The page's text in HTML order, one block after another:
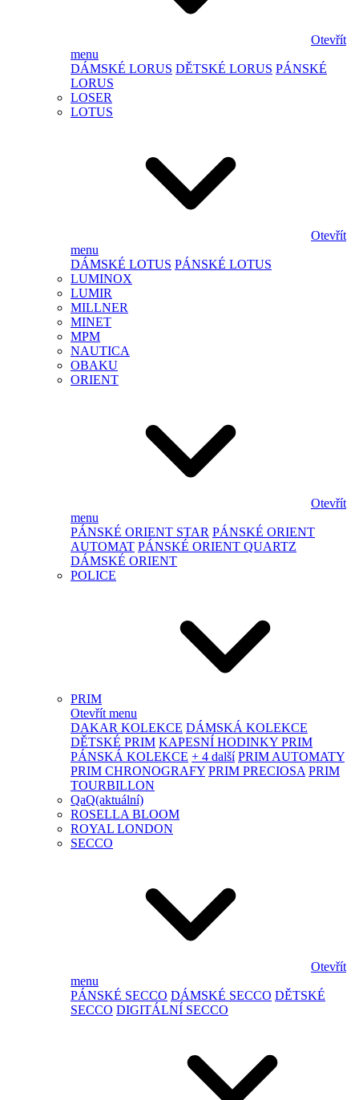
Otevřít
menu
DÁMSKÉ LORUS DĚTSKÉ LORUS PÁNSKÉ
LORUS
LOSER
LOTUS
Otevřít
menu
DÁMSKÉ LOTUS PÁNSKÉ LOTUS
LUMINOX
LUMIR
MILLNER
MINET
MPM
NAUTICA
OBAKU
ORIENT
Otevřít
menu
PÁNSKÉ ORIENT STAR PÁNSKÉ ORIENT
AUTOMAT PÁNSKÉ ORIENT QUARTZ
DÁMSKÉ ORIENT
POLICE
PRIM
Otevřít menu
DAKAR KOLEKCE DÁMSKÁ KOLEKCE
DĚTSKÉ PRIM KAPESNÍ HODINKY PRIM
PÁNSKÁ KOLEKCE + 4 další PRIM AUTOMATY
PRIM CHRONOGRAFY PRIM PRECIOSA PRIM
TOURBILLON
QaQ(aktuální)
ROSELLA BLOOM
ROYAL LONDON
SECCO
Otevřít
menu
PÁNSKÉ SECCO DÁMSKÉ SECCO DĚTSKÉ
SECCO DIGITÁLNÍ SECCO